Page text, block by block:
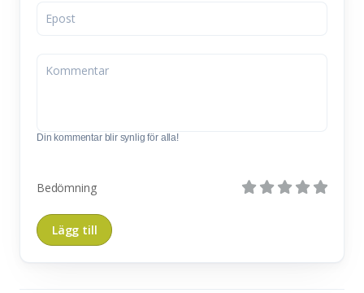
Din kommentar blir synlig för alla!
Bedömning